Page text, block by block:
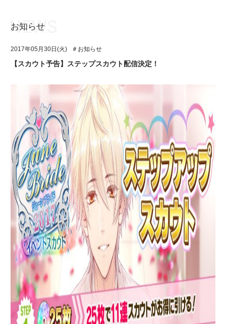
アプリゲーム
イベント・キャンペーン
ミュージック
グッズ・本
ギャラリー
ユニット&キャラクター
アプリゲーム
イベント・キャンペーン
ミュージック
グッズ・本
ギャラリー
お知らせ
2017年05月30日(火) ＃お知らせ
【スカウト予告】ステップスカウト配信決定！